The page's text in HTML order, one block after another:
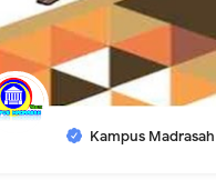
Kampus Madrasah